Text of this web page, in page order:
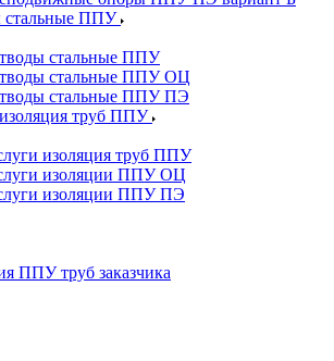
стальные ППУ
стальные ППУ
стальные ППУ ОЦ
стальные ППУ ПЭ
труб ППУ
изоляция труб ППУ
изоляции ППУ ОЦ
изоляции ППУ ПЭ
ППУ труб заказчика